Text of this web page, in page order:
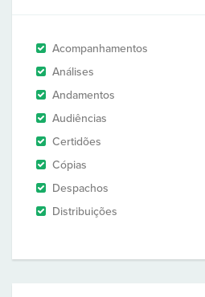
Acompanhamentos
Análises
Andamentos
Audiências
Certidões
Cópias
Despachos
Distribuições